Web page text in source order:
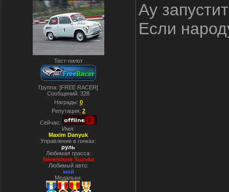
Тест-пилот
Группа: ]FREE RACER[
Сообщений: 328
Награды: 0
Репутация: 2
Сейчас:
Имя:
Maxim Danyuk
Управление в гонках:
руль
Любимая трасса:
Silverstone Suzuka
Любимый авто:
мой
Медальки:
Ау
Если